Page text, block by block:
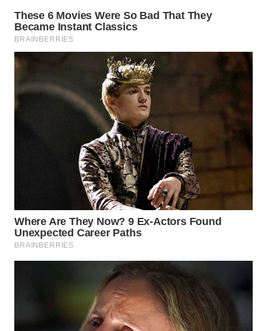
PADANG
LAWAS
WN
TANGERANG